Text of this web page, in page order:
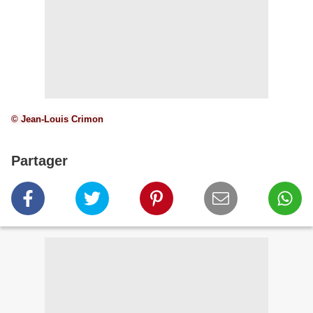
© Jean-Louis Crimon
Partager